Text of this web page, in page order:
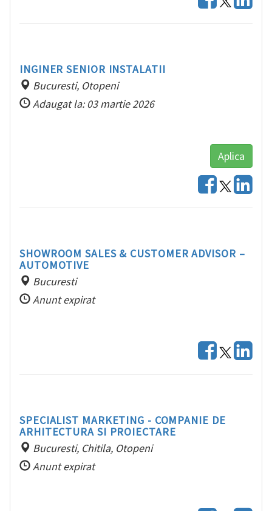
INGINER SENIOR INSTALATII
Bucuresti, Otopeni
Adaugat la: 03 martie 2026
Aplica
SHOWROOM SALES & CUSTOMER ADVISOR –
AUTOMOTIVE
Bucuresti
Anunt expirat
SPECIALIST MARKETING - COMPANIE DE
ARHITECTURA SI PROIECTARE
Bucuresti, Chitila, Otopeni
Anunt expirat